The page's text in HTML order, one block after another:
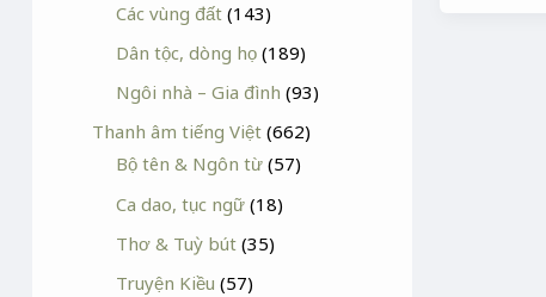
Các vùng đất (143)
Dân tộc, dòng họ (189)
Ngôi nhà – Gia đình (93)
Thanh âm tiếng Việt (662)
Bộ tên & Ngôn từ (57)
Ca dao, tục ngữ (18)
Thơ & Tuỳ bút (35)
Truyện Kiều (57)